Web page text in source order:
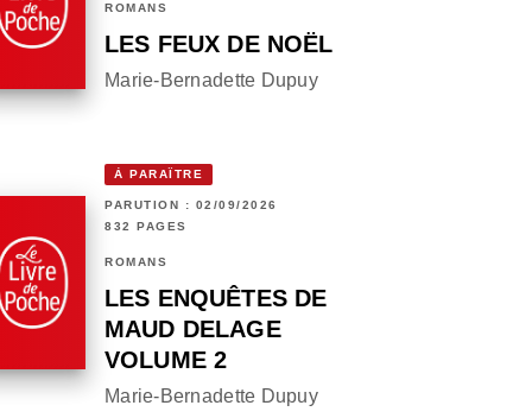
ROMANS
LES FEUX DE NOËL
Marie-Bernadette Dupuy
À PARAÎTRE
PARUTION : 02/09/2026
832 PAGES
ROMANS
LES ENQUÊTES DE
MAUD DELAGE
VOLUME 2
Marie-Bernadette Dupuy